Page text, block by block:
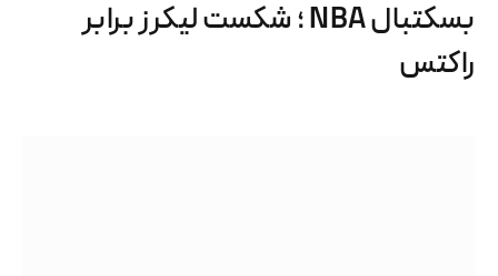
بسکتبال NBA ؛ شکست لیکرز برابر
راکتس